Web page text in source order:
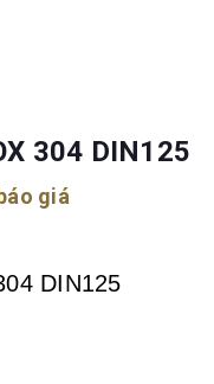
304 DIN125
giá
DIN125